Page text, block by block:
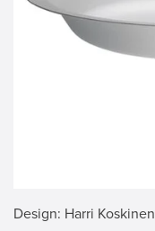
Design: Harri Koskinen